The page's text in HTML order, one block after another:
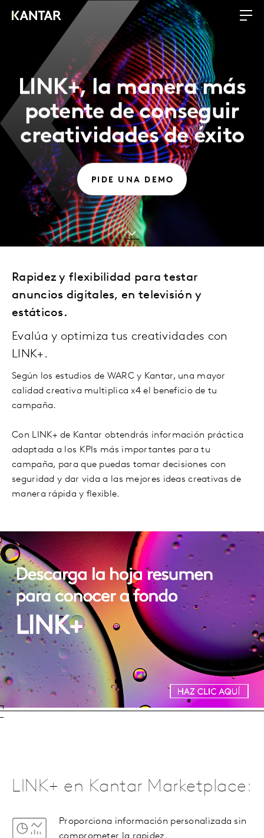
LINK+, la manera más
potente de conseguir
creatividades de éxito
PIDE UNA DEMO
Rapidez y flexibilidad para testar
anuncios digitales, en televisión y
estáticos.
Evalúa y optimiza tus creatividades con
LINK+.
Según los estudios de WARC y Kantar, una mayor
calidad creativa multiplica x4 el beneficio de tu
campaña.
Con LINK+ de Kantar obtendrás información práctica
adaptada a los KPIs más importantes para tu
campaña, para que puedas tomar decisiones con
seguridad y dar vida a las mejores ideas creativas de
manera rápida y flexible.
LINK+ en Kantar Marketplace:
Proporciona información personalizada sin
comprometer la rapidez.